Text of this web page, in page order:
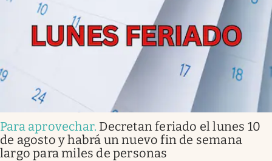
Para aprovechar. Decretan feriado el lunes 10
de agosto y habrá un nuevo fin de semana
largo para miles de personas